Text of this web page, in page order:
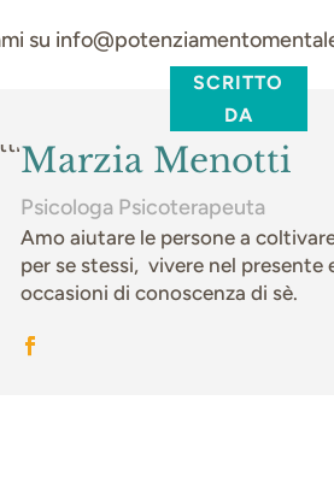
su
SCRITTO
DA
Marzia Menotti
Psicologa Psicoterapeuta
Amo aiutare le persone a
per se stessi, vivere nel presente
occasioni di conoscenza di sè.